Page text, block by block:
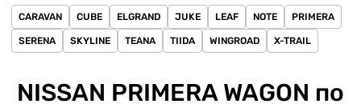
CARAVAN CUBE ELGRAND JUKE LEAF NOTE PRIMERA
SERENA SKYLINE TEANA TIIDA WINGROAD X-TRAIL
NISSAN PRIMERA WAGON по